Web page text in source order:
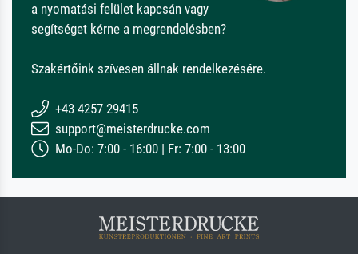
a nyomatási felület kapcsán vagy
segítséget kérne a megrendelésben?
Szakértőink szívesen állnak rendelkezésére.
+43 4257 29415
support@meisterdrucke.com
Mo-Do: 7:00 - 16:00 | Fr: 7:00 - 13:00